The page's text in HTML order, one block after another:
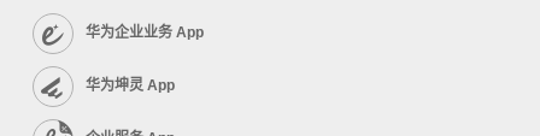
华为企业业务 App
华为坤灵 App